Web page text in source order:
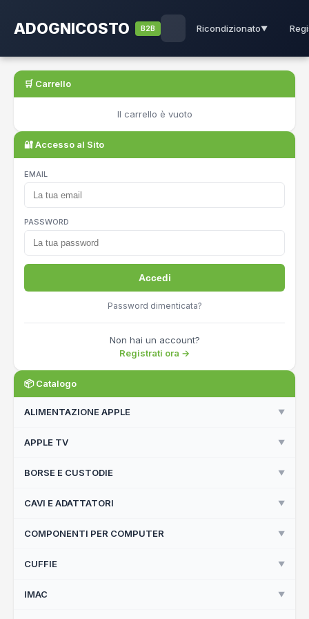
ADOGNICOSTO B2B Ricondizionato▼
🛒 Carrello
Il carrello è vuoto
🔐 Accesso al Sito
EMAIL
PASSWORD
Accedi
Password dimenticata?
Non hai un account?
Registrati ora →
📦 Catalogo
ALIMENTAZIONE APPLE ▼
Alimentatori Compatibili
Apple Originali
APPLE TV ▼
Apple TV
Apple TV Remote
BORSE E CUSTODIE ▼
Back Cover
Borse Notebook
CAVI E ADATTATORI ▼
Accessori
Apple Originali
COMPONENTI PER COMPUTER ▼
Componenti Per Computer
CUFFIE ▼
Apple Earpods
IMAC ▼